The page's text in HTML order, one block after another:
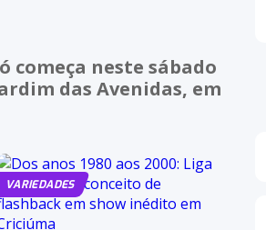
começa neste sábado
das Avenidas, em
VARIEDADES